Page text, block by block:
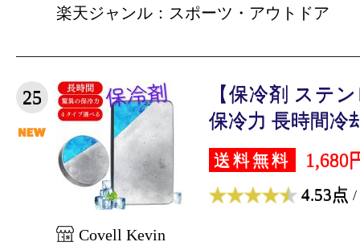
楽天ジャンル：スポーツ・アウトドア
25
【保冷剤 ステ
保冷力 長時間冷
送料無料 1,680
4.53点 /
Covell Kevin